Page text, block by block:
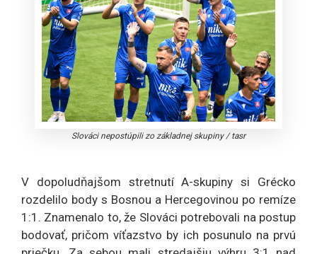
Slováci nepostúpili zo základnej skupiny/tasr
V dopoludňajšom stretnutí A-skupiny si Grécko
rozdelilo body s Bosnou a Hercegovinou po remíze
1:1. Znamenalo to, že Slováci potrebovali na postup
bodovať, pričom víťazstvo by ich posunulo na prvú